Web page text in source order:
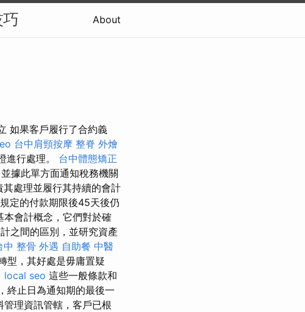
About
如果客戶履行了合約義
台中肩頸按摩 整脊 外燴
進行處理。 台中體態矯正
據此單方面通知稅務機關
處理並履行其持續的會計
定的付款期限後45天後仍
會計概念，它們對於確
之間的區別，並研究資產
中 整骨 外遇 自助餐 中醫
型，其好處是毋庸置疑
local seo 這些一般條款和
終止日為通知期的最後一
理資訊管轄，客戶已根